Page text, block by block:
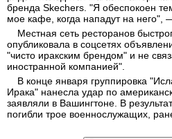
бренда Skechers. "Я обеспокоен
мое кафе, когда нападут на него",
Местная сеть ресторанов
опубликовала в соцсетях
"чисто иракским брендом" и не
иностранной компанией".
В конце января группировка
Ирака" нанесла удар по
заявляли в Вашингтоне. В
погибли трое военнослужащих,